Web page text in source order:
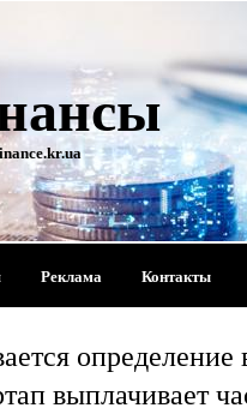
Реклама Контакты
выплачивает